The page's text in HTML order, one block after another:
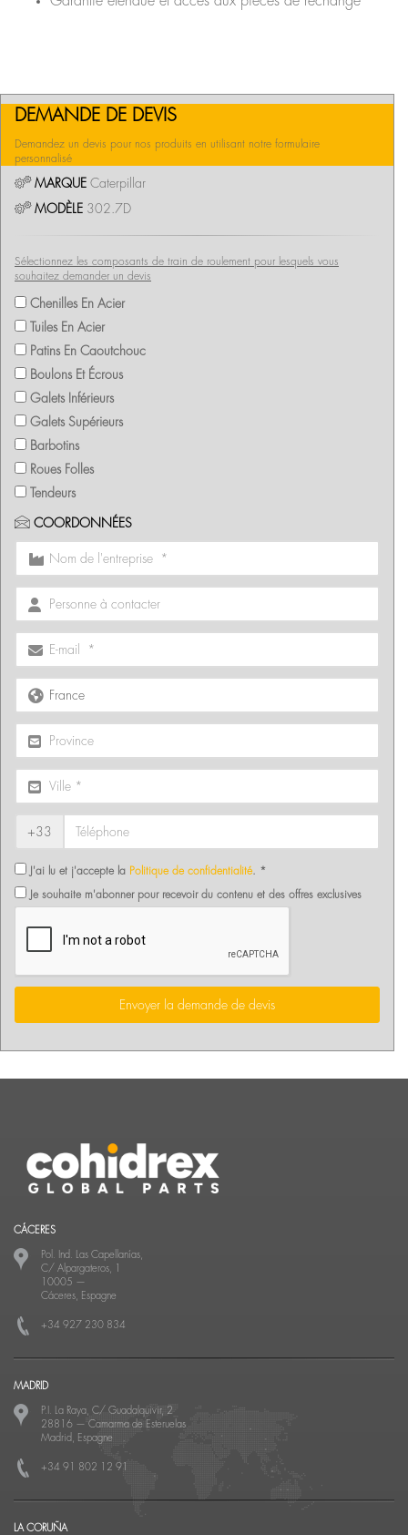
DEMANDE DE DEVIS
Demandez un devis pour nos produits en utilisant notre formulaire
personnalisé
MARQUE Caterpillar
MODÈLE 302.7D
Sélectionnez les composants de train de roulement pour lesquels vous
souhaitez demander un devis
Chenilles En Acier
Tuiles En Acier
Patins En Caoutchouc
Boulons Et Écrous
Galets Inférieurs
Galets Supérieurs
Barbotins
Roues Folles
Tendeurs
COORDONNÉES
+33
J'ai lu et j'accepte la Politique de confidentialité. *
Je souhaite m'abonner pour recevoir du contenu et des offres exclusives
Envoyer la demande de devis
CÁCERES
Pol. Ind. Las Capellanías,
C/ Alpargateros, 1
10005 —
Cáceres, Espagne
+34 927 230 834
MADRID
P.I. La Raya, C/ Guadalquivir, 2
28816 — Camarma de Esteruelas
Madrid, Espagne
+34 91 802 12 91
LA CORUÑA